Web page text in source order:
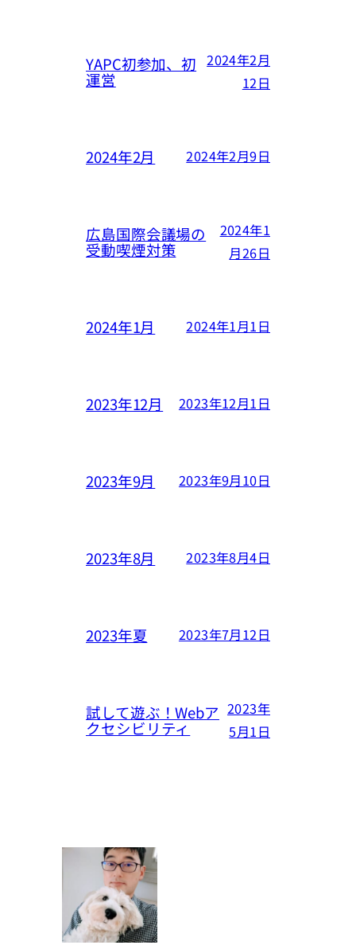
YAPC初参加、初
運営
2024年2月
12日
2024年2月 2024年2月9日
広島国際会議場の
受動喫煙対策
2024年1
月26日
2024年1月 2024年1月1日
2023年12月 2023年12月1日
2023年9月 2023年9月10日
2023年8月 2023年8月4日
2023年夏 2023年7月12日
試して遊ぶ！Webア
クセシビリティ
2023年
5月1日